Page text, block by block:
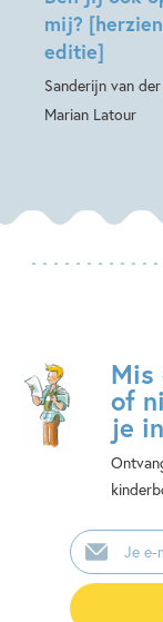
mij?
editie]
Sanderijn van der
Marian Latour
Mis
of
je
E-
mailadres